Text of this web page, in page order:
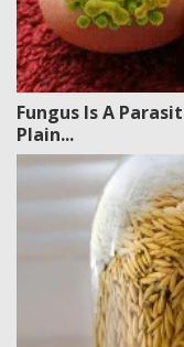
Fungus Is A
Plain...